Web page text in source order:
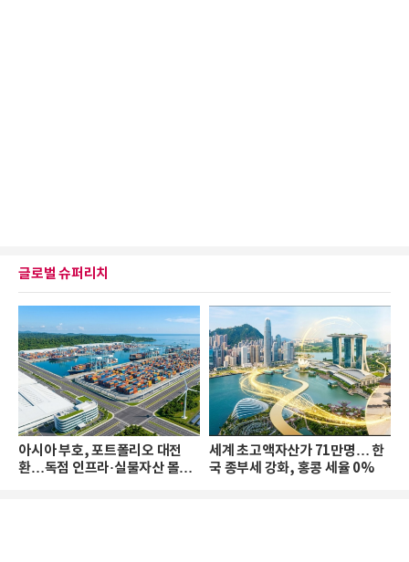
글로벌 슈퍼리치
아시아 부호, 포트폴리오 대전
환…독점 인프라·실물자산 몰린
세계 초고액자산가 71만명… 한
국 종부세 강화, 홍콩 세율 0%